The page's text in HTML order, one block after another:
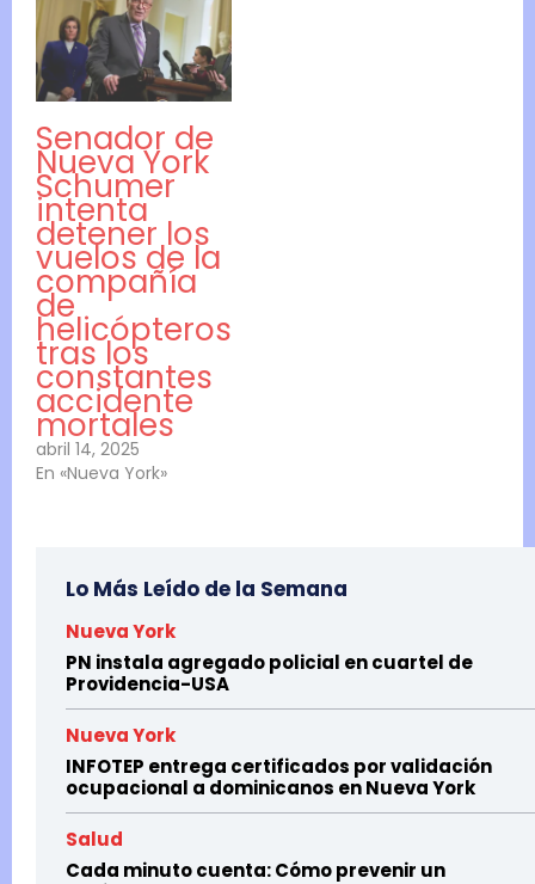
Senador de
Nueva York
Schumer
intenta
detener los
vuelos de la
compañía
de
helicópteros
tras los
constantes
accidente
mortales
abril 14, 2025
En «Nueva York»
Lo Más Leído de la Semana
Nueva York
PN instala agregado policial en cuartel de
Providencia-USA
Nueva York
INFOTEP entrega certificados por validación
ocupacional a dominicanos en Nueva York
Salud
Cada minuto cuenta: Cómo prevenir un